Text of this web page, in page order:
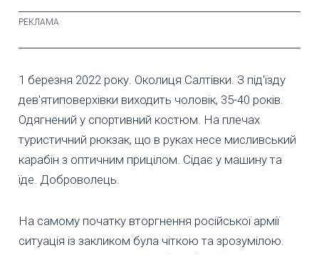
1 березня 2022 року. Околиця Салтівки. З під'їзду
дев'ятиповерхівки виходить чоловік, 35-40 років.
Одягнений у спортивний костюм. На плечах
туристичний рюкзак, що в руках несе мисливський
карабін з оптичним прицілом. Сідає у машину та
їде. Доброволець.
На самому початку вторгнення російської армії
ситуація із закликом була чіткою та зрозумілою.